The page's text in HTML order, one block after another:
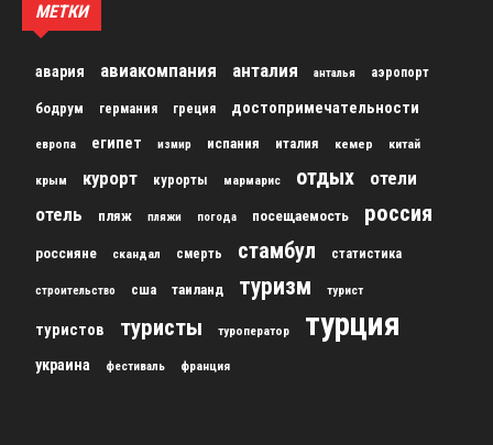
МЕТКИ
авария авиакомпания анталия анталья аэропорт
бодрум германия греция достопримечательности
европа египет измир испания италия кемер китай
крым курорт курорты мармарис отдых
отели
отель
пляж пляжи погода посещаемость россия
россияне скандал смерть стамбул статистика
строительство сша таиланд туризм турист
туристов туристы туроператор турция
украина фестиваль франция